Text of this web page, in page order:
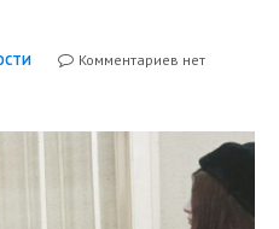
Комментариев нет